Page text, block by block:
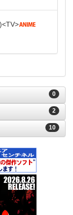
TV
0
2
10